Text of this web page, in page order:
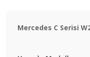
Mercedes C Serisi